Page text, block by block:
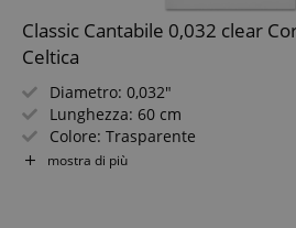
Classic Cantabile 0,032 clear
Celtica
Diametro: 0,032"
Lunghezza: 60 cm
Colore: Trasparente
Materiale: Nylon
mostra di più